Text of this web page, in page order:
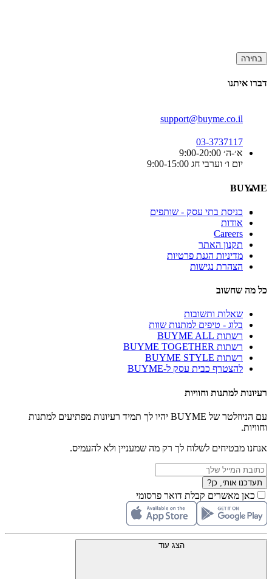
בחירה
דברו איתנו
support@buyme.co.il
03-3737117
א׳-ה׳ 9:00-20:00
יום ו׳ וערבי חג 9:00-15:00
BUYME
כניסת בתי עסק - שותפים
אודות
Careers
תקנון האתר
מדיניות הגנת פרטיות
הצהרת נגישות
כל מה שחשוב
שאלות ותשובות
בלוג - טיפים למתנות שוות
רשתות BUYME ALL
רשתות BUYME TOGETHER
רשתות BUYME STYLE
להצטרף כבית עסק ל-BUYME
רעיונות למתנות וחוויות
עם הניוזלטר של BUYME יהיו לך תמיד רעיונות מפתיעים למתנות
וחוויות.
אנחנו מבטיחים לשלוח לך רק מה שמעניין ולא להעמיס.
תעדכנו אותי, כן?
כאן מאשרים קבלת דואר פרסומי
הצג עוד